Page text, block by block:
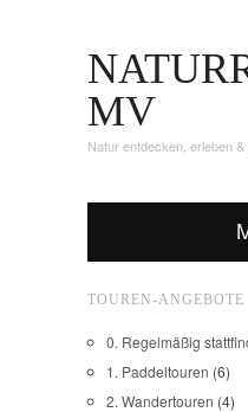
MV
Natur entdecken, erleben &
TOUREN-ANGEBOTE
0. Regelmäßig
1. Paddeltouren (6)
2. Wandertouren (4)